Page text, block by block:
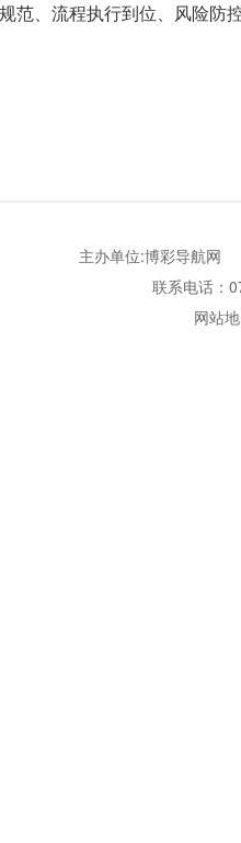
范、流程执行到位、风险防
主办单位:博彩导航网
联系电话：
网站